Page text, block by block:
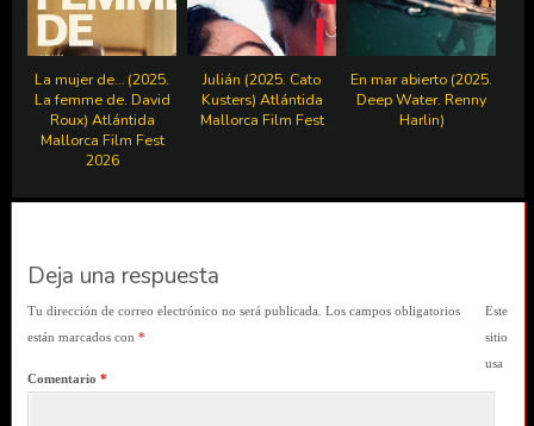
La mujer de… (2025.
La femme de. David
Roux) Atlántida
Mallorca Film Fest
2026
Julián (2025. Cato
Kusters) Atlántida
Mallorca Film Fest
En mar abierto (2025.
Deep Water. Renny
Harlin)
Deja una respuesta
Tu dirección de correo electrónico no será publicada. Los campos obligatorios
están marcados con *
Comentario *
Este
sitio
usa